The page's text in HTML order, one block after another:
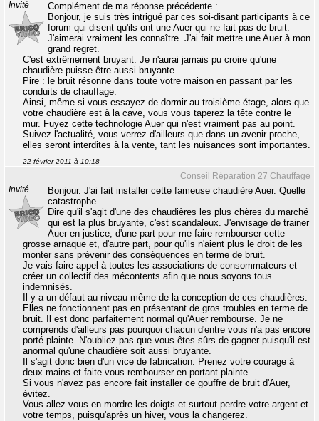
Invité
Complément de ma réponse précédente :
Bonjour, je suis très intrigué par ces soi-disant participants à ce
forum qui disent qu'ils ont une Auer qui ne fait pas de bruit.
J'aimerai vraiment les connaître. J'ai fait mettre une Auer à mon
grand regret.
C'est extrêmement bruyant. Je n'aurai jamais pu croire qu'une
chaudière puisse être aussi bruyante.
Pire : le bruit résonne dans toute votre maison en passant par les
conduits de chauffage.
Ainsi, même si vous essayez de dormir au troisième étage, alors que
votre chaudière est à la cave, vous vous taperez la tête contre le
mur. Fuyez cette technologie Auer qui n'est vraiment pas au point.
Suivez l'actualité, vous verrez d'ailleurs que dans un avenir proche,
elles seront interdites à la vente, tant les nuisances sont importantes.
22 février 2011 à 10:18
Conseil Réparation 27 Chauffage
Invité
Bonjour. J'ai fait installer cette fameuse chaudière Auer. Quelle
catastrophe.
Dire qu'il s'agit d'une des chaudières les plus chères du marché
qui est la plus bruyante, c'est scandaleux. J'envisage de trainer
Auer en justice, d'une part pour me faire rembourser cette
grosse arnaque et, d'autre part, pour qu'ils n'aient plus le droit de les
monter sans prévenir des conséquences en terme de bruit.
Je vais faire appel à toutes les associations de consommateurs et
créer un collectif des mécontents afin que nous soyons tous
indemnisés.
Il y a un défaut au niveau même de la conception de ces chaudières.
Elles ne fonctionnent pas en présentant de gros troubles en terme de
bruit. Il est donc parfaitement normal qu'Auer rembourse. Je ne
comprends d'ailleurs pas pourquoi chacun d'entre vous n'a pas encore
porté plainte. N'oubliez pas que vous êtes sûrs de gagner puisqu'il est
anormal qu'une chaudière soit aussi bruyante.
Il s'agit donc bien d'un vice de fabrication. Prenez votre courage à
deux mains et faite vous rembourser en portant plainte.
Si vous n'avez pas encore fait installer ce gouffre de bruit d'Auer,
évitez.
Vous allez vous en mordre les doigts et surtout perdre votre argent et
votre temps, puisqu'après un hiver, vous la changerez.